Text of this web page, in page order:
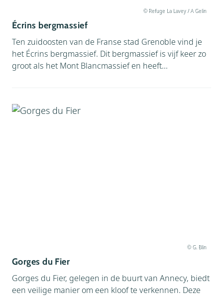
© Refuge La Lavey / A Gelin
Écrins bergmassief
Ten zuidoosten van de Franse stad Grenoble vind je
het Écrins bergmassief. Dit bergmassief is vijf keer zo
groot als het Mont Blancmassief en heeft...
© G. Blin
Gorges du Fier
Gorges du Fier, gelegen in de buurt van Annecy, biedt
een veilige manier om een kloof te verkennen. Deze